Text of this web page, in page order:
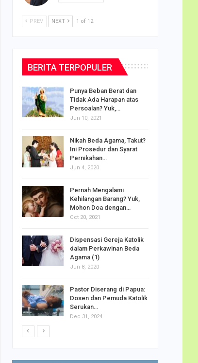
PREV NEXT 1 of 12
BERITA TERPOPULER
Punya Beban Berat dan
Tidak Ada Harapan atas
Persoalan? Yuk,…
Jun 10, 2021
Nikah Beda Agama, Takut?
Ini Prosedur dan Syarat
Pernikahan…
Jun 4, 2020
Pernah Mengalami
Kehilangan Barang? Yuk,
Mohon Doa dengan…
Oct 20, 2021
Dispensasi Gereja Katolik
dalam Perkawinan Beda
Agama (1)
Jun 8, 2020
Pastor Diserang di Papua:
Dosen dan Pemuda Katolik
Serukan…
Dec 31, 2024